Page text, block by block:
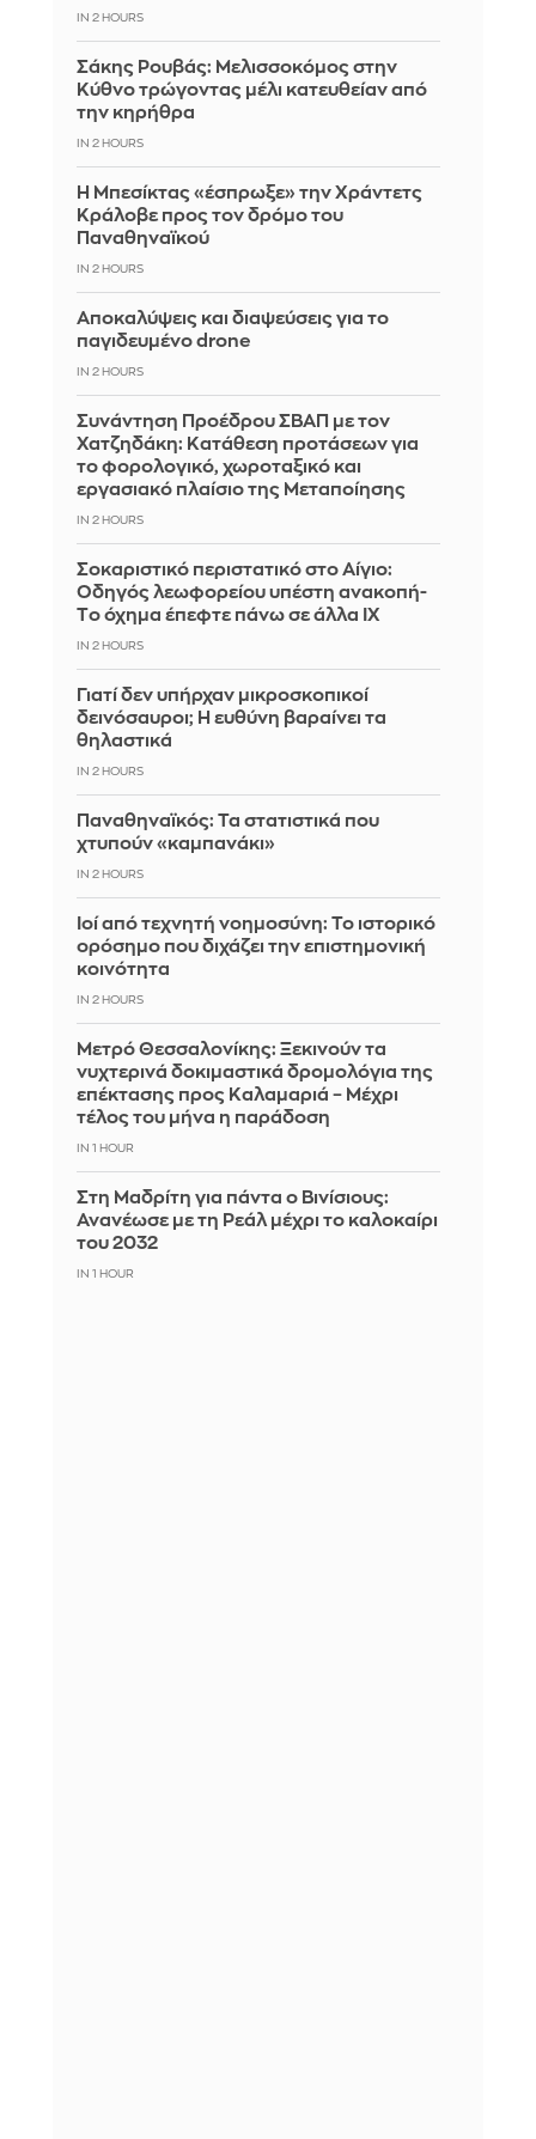
IN 2 HOURS
Σάκης Ρουβάς: Μελισσοκόμος στην
Κύθνο τρώγοντας μέλι κατευθείαν από
την κηρήθρα
IN 2 HOURS
Η Μπεσίκτας «έσπρωξε» την Χράντετς
Κράλοβε προς τον δρόμο του
Παναθηναϊκού
IN 2 HOURS
Αποκαλύψεις και διαψεύσεις για το
παγιδευμένο drone
IN 2 HOURS
Συνάντηση Προέδρου ΣΒΑΠ με τον
Χατζηδάκη: Κατάθεση προτάσεων για
το φορολογικό, χωροταξικό και
εργασιακό πλαίσιο της Μεταποίησης
IN 2 HOURS
Σοκαριστικό περιστατικό στο Αίγιο:
Οδηγός λεωφορείου υπέστη ανακοπή-
Tο όχημα έπεφτε πάνω σε άλλα ΙΧ
IN 2 HOURS
Γιατί δεν υπήρχαν μικροσκοπικοί
δεινόσαυροι; Η ευθύνη βαραίνει τα
θηλαστικά
IN 2 HOURS
Παναθηναϊκός: Τα στατιστικά που
χτυπούν «καμπανάκι»
IN 2 HOURS
Ιοί από τεχνητή νοημοσύνη: Το ιστορικό
ορόσημο που διχάζει την επιστημονική
κοινότητα
IN 2 HOURS
Μετρό Θεσσαλονίκης: Ξεκινούν τα
νυχτερινά δοκιμαστικά δρομολόγια της
επέκτασης προς Καλαμαριά – Μέχρι
τέλος του μήνα η παράδοση
IN 1 HOUR
Στη Μαδρίτη για πάντα ο Βινίσιους:
Ανανέωσε με τη Ρεάλ μέχρι το καλοκαίρι
του 2032
IN 1 HOUR